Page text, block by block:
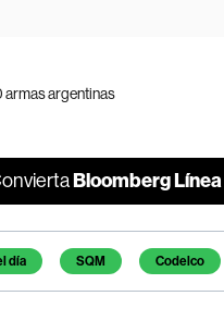
armas argentinas
Bloomberg Línea
día SQM Codelco